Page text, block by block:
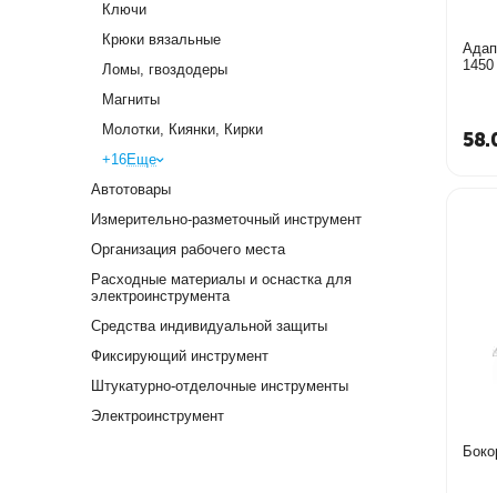
1450
Ключи
Крюки вязальные
Ломы, гвоздодеры
Магниты
Молотки, Киянки, Кирки
+16Еще
Автотовары
Измерительно-разметочный инструмент
Организация рабочего места
Расходные материалы и оснастка для
электроинструмента
Средства индивидуальной защиты
Фиксирующий инструмент
Штукатурно-отделочные инструменты
Электроинструмент